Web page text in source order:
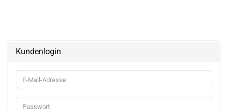
Kundenlogin
E-
Mail-
Adresse
Passwort